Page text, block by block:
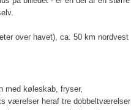
over havet), ca. 50 km nordvest
med køleskab, fryser,
værelser heraf tre dobbeltværelser